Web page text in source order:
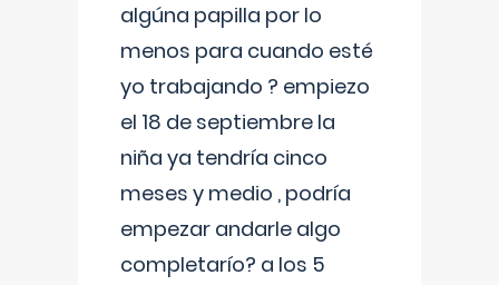
algúna papilla por lo
menos para cuando esté
yo trabajando ? empiezo
el 18 de septiembre la
niña ya tendría cinco
meses y medio , podría
empezar andarle algo
completarío? a los 5